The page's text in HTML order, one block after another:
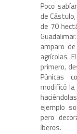
Poco
de
de 70
amparo
agrícolas.
primero,
Púnicas
modificó la
ejemplo
pero
íberos.